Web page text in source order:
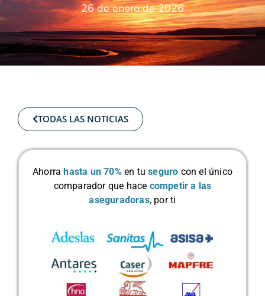
26 de enero de 2026
TODAS LAS NOTICIAS
Ahorra hasta un 70% en tuseguro con el único
comparador que hace competir a las
aseguradoras, por ti